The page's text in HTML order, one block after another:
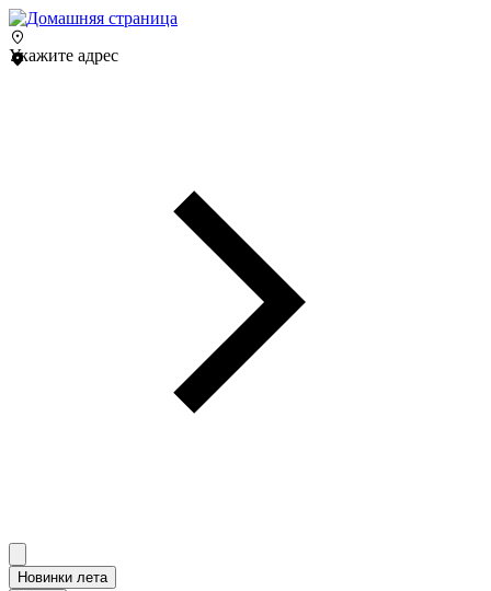
Укажите адрес
Новинки лета